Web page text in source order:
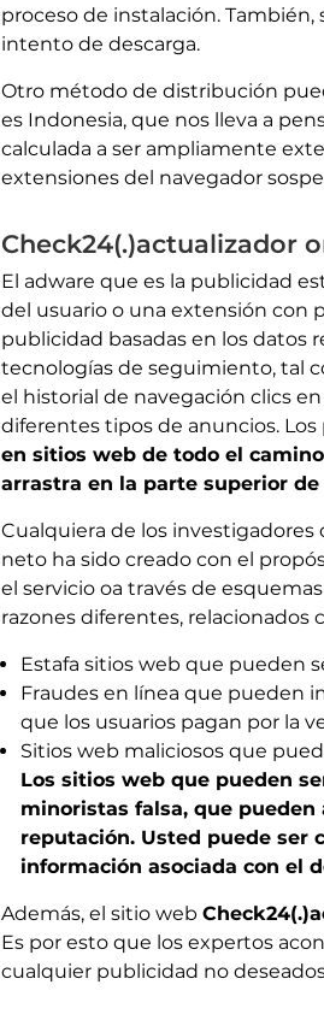
proceso de instalación.
intento de descarga.
Otro método de distribución
es Indonesia, que nos lleva a
calculada a ser ampliamente
extensiones del navegador
Check24(.)actualizador
El adware que es la publicidad
del usuario o una extensión con
publicidad basadas en los datos
tecnologías de seguimiento, tal
el historial de navegación clics
diferentes tipos de anuncios.
en sitios web de todo el
arrastra en la parte superior
Cualquiera de los
neto ha sido creado con el
el servicio oa través de
razones diferentes, relacionados
Estafa sitios web que pueden
Fraudes en línea que pueden
que los usuarios pagan por la
Sitios web maliciosos que
Los sitios web que pueden
minoristas falsa, que pueden
reputación. Usted puede ser
información asociada con el
Además, el sitio web
Es por esto que los expertos
cualquier publicidad no